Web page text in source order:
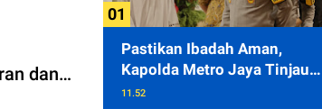
dan
Pastikan Ibadah Aman,
Kapolda Metro Jaya Tinjau
Pengamanan Gereja di Kelapa
11.52